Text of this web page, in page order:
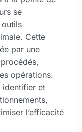
se
Cette
par une
opérations.
identifier et
l’efficacité